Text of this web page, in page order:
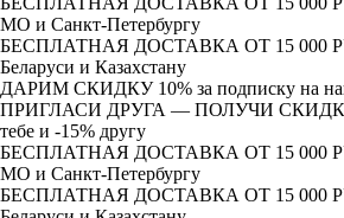
МО и Санкт-Петербургу
БЕСПЛАТНАЯ ДОСТАВКА ОТ 15 000
Беларуси и Казахстану
ДАРИМ СКИДКУ 10% за подписку на
ПРИГЛАСИ ДРУГА — ПОЛУЧИ
тебе и -15% другу
БЕСПЛАТНАЯ ДОСТАВКА ОТ 15 000
МО и Санкт-Петербургу
БЕСПЛАТНАЯ ДОСТАВКА ОТ 15 000